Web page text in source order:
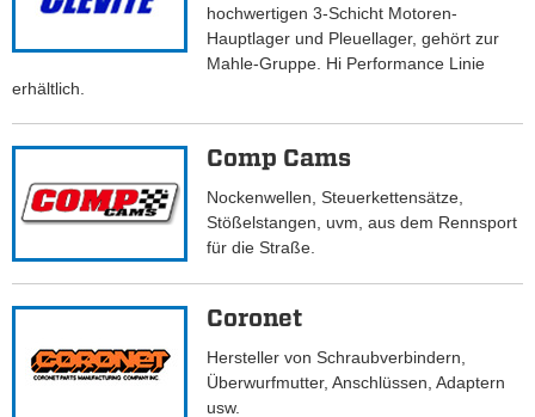
hochwertigen 3-Schicht Motoren-
Hauptlager und Pleuellager, gehört zur
Mahle-Gruppe. Hi Performance Linie
erhältlich.
Comp Cams
Nockenwellen, Steuerkettensätze,
Stößelstangen, uvm, aus dem Rennsport
für die Straße.
Coronet
Hersteller von Schraubverbindern,
Überwurfmutter, Anschlüssen, Adaptern
usw.